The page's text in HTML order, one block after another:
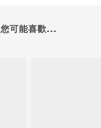
您可能喜歡...